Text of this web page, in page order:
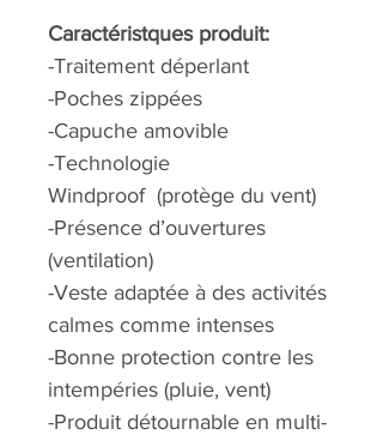
Caractéristques produit:
-Traitement déperlant
-Poches zippées
-Capuche amovible
-Technologie
Windproof (protège du vent)
-Présence d’ouvertures
(ventilation)
-Veste adaptée à des activités
calmes comme intenses
-Bonne protection contre les
intempéries (pluie, vent)
-Produit détournable en multi-